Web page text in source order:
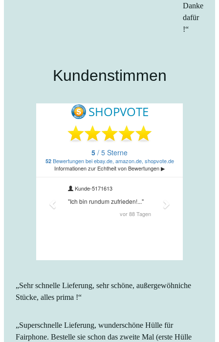
Danke
dafür
!“
Kundenstimmen
„Sehr schnelle Lieferung, sehr schöne, außergewöhniche
Stücke, alles prima !“
„Superschnelle Lieferung, wunderschöne Hülle für
Fairphone. Bestelle sie schon das zweite Mal (erste Hülle